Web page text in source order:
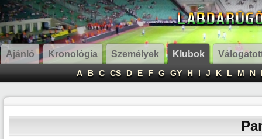
Ajánló Kronológia Személyek Klubok
A B C CS D E F G GY H I J K L M N